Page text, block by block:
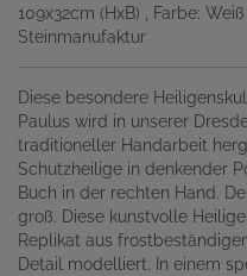
109x32cm (HxB)
, Farbe: Weiß
Steinmanufaktur
Diese besondere
Paulus wird in unserer
traditioneller Handarbeit
Schutzheilige in denkender
Buch in der rechten Hand.
groß. Diese kunstvolle
Replikat aus
Detail modelliert. In einem